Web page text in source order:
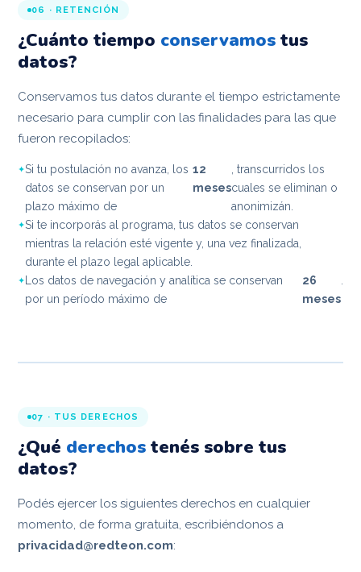
06 · RETENCIÓN
¿Cuánto tiempo conservamos tus
datos?
Conservamos tus datos durante el tiempo estrictamente
necesario para cumplir con las finalidades para las que
fueron recopilados:
Si tu postulación no avanza, los
datos se conservan por un
plazo máximo de
12
meses
, transcurridos los
cuales se eliminan o
anonimizán.
Si te incorporás al programa, tus datos se conservan
mientras la relación esté vigente y, una vez finalizada,
durante el plazo legal aplicable.
Los datos de navegación y analítica se conservan
por un período máximo de
26
meses
07 · TUS DERECHOS
¿Qué derechos tenés sobre tus
datos?
Podés ejercer los siguientes derechos en cualquier
momento, de forma gratuita, escribiéndonos a
privacidad@redteon.com: